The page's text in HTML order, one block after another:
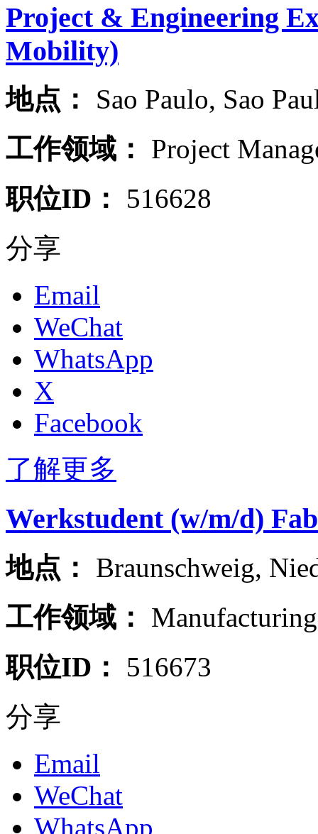
Project & Engineering
Mobility)
地点： Sao Paulo, Sao
工作领域： Project
职位ID： 516628
分享
Email
WeChat
WhatsApp
X
Facebook
了解更多
Werkstudent (w/m/d)
地点： Braunschweig,
工作领域： Manufacturing
职位ID： 516673
分享
Email
WeChat
WhatsApp